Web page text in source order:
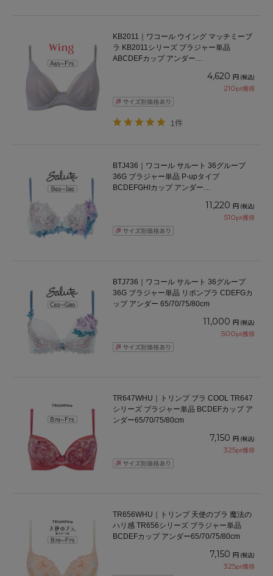
KB2011｜ワコール ウイング マッチミーブ
ラ KB2011シリーズ ブラジャー単品
ABCDEFカップ アンダー
4,620 円 (税込)
210pt獲得
1件
BTJ436｜ワコール サルート 36グループ
36G ブラジャー単品 P-upタイプ
BCDEFGHIカップ アンダー
11,220 円 (税込)
510pt獲得
BTJ736｜ワコール サルート 36グループ
36G ブラジャー単品 リボンブラ CDEFGカ
ップ アンダー 65/70/75/80cm
11,000 円 (税込)
500pt獲得
TR647WHU｜トリンプ ブラ COOL TR647
シリーズ ブラジャー単品 BCDEFカップ ア
ンダー65/70/75/80cm
7,150 円 (税込)
325pt獲得
TR656WHU｜トリンプ 天使のブラ 魔法の
ハリ感 TR656シリーズ ブラジャー単品
BCDEFカップ アンダー65/70/75/80cm
7,150 円 (税込)
325pt獲得